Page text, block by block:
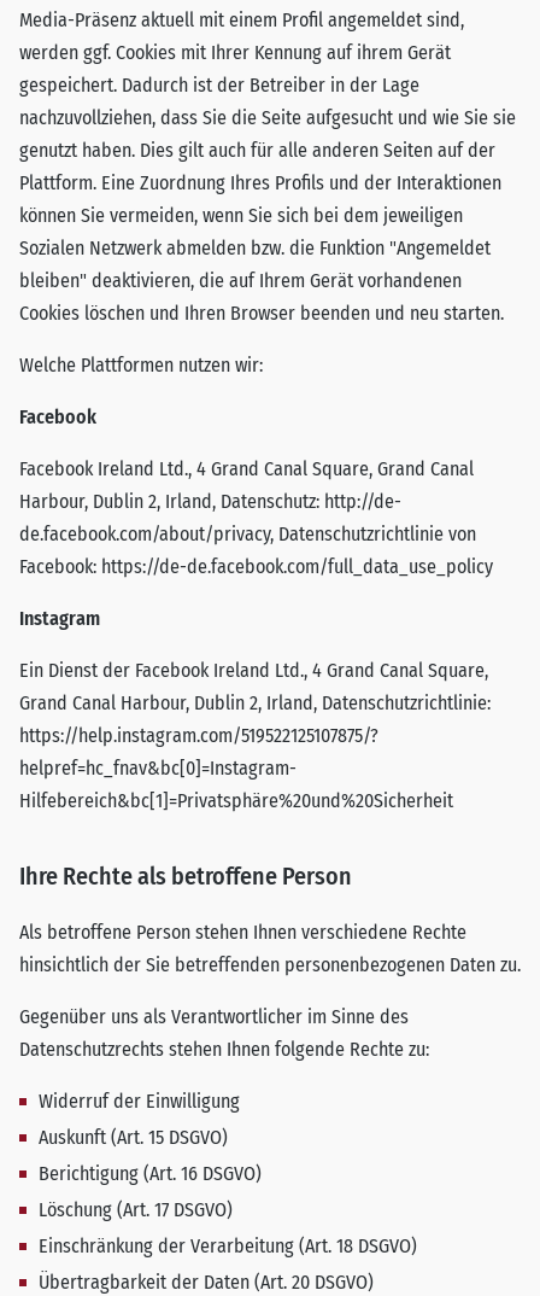
Media-Präsenz aktuell mit einem Profil angemeldet sind,
werden ggf. Cookies mit Ihrer Kennung auf ihrem Gerät
gespeichert. Dadurch ist der Betreiber in der Lage
nachzuvollziehen, dass Sie die Seite aufgesucht und wie Sie sie
genutzt haben. Dies gilt auch für alle anderen Seiten auf der
Plattform. Eine Zuordnung Ihres Profils und der Interaktionen
können Sie vermeiden, wenn Sie sich bei dem jeweiligen
Sozialen Netzwerk abmelden bzw. die Funktion "Angemeldet
bleiben" deaktivieren, die auf Ihrem Gerät vorhandenen
Cookies löschen und Ihren Browser beenden und neu starten.
Welche Plattformen nutzen wir:
Facebook
Facebook Ireland Ltd., 4 Grand Canal Square, Grand Canal
Harbour, Dublin 2, Irland, Datenschutz: http://de-
de.facebook.com/about/privacy, Datenschutzrichtlinie von
Facebook: https://de-de.facebook.com/full_data_use_policy
Instagram
Ein Dienst der Facebook Ireland Ltd., 4 Grand Canal Square,
Grand Canal Harbour, Dublin 2, Irland, Datenschutzrichtlinie:
https://help.instagram.com/519522125107875/?
helpref=hc_fnav&bc[0]=Instagram-
Hilfebereich&bc[1]=Privatsphäre%20und%20Sicherheit
Ihre Rechte als betroffene Person
Als betroffene Person stehen Ihnen verschiedene Rechte
hinsichtlich der Sie betreffenden personenbezogenen Daten zu.
Gegenüber uns als Verantwortlicher im Sinne des
Datenschutzrechts stehen Ihnen folgende Rechte zu:
Widerruf der Einwilligung
Auskunft (Art. 15 DSGVO)
Berichtigung (Art. 16 DSGVO)
Löschung (Art. 17 DSGVO)
Einschränkung der Verarbeitung (Art. 18 DSGVO)
Übertragbarkeit der Daten (Art. 20 DSGVO)